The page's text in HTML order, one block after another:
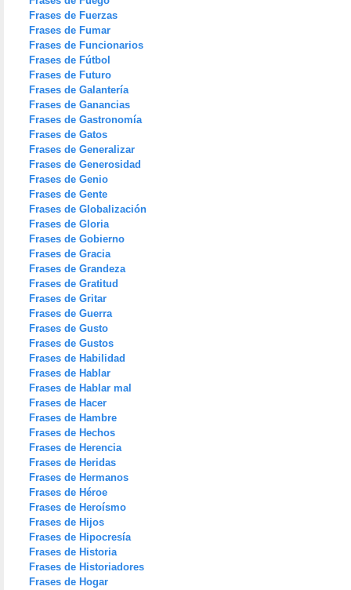
Frases de Fuerzas
Frases de Fumar
Frases de Funcionarios
Frases de Fútbol
Frases de Futuro
Frases de Galantería
Frases de Ganancias
Frases de Gastronomía
Frases de Gatos
Frases de Generalizar
Frases de Generosidad
Frases de Genio
Frases de Gente
Frases de Globalización
Frases de Gloria
Frases de Gobierno
Frases de Gracia
Frases de Grandeza
Frases de Gratitud
Frases de Gritar
Frases de Guerra
Frases de Gusto
Frases de Gustos
Frases de Habilidad
Frases de Hablar
Frases de Hablar mal
Frases de Hacer
Frases de Hambre
Frases de Hechos
Frases de Herencia
Frases de Heridas
Frases de Hermanos
Frases de Héroe
Frases de Heroísmo
Frases de Hijos
Frases de Hipocresía
Frases de Historia
Frases de Historiadores
Frases de Hogar